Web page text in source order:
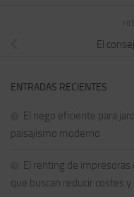
El
ENTRADAS RECIENTES
El riego eficiente para
paisajismo moderno
El renting de
que buscan reducir costes